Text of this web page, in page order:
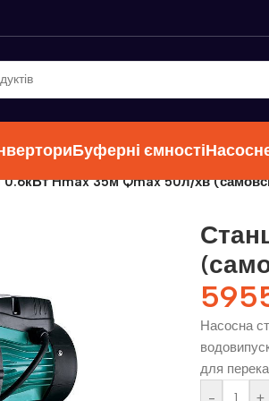
Буферні ємності
0.6кВт Hmax 35м Qmax 50л/хв
Насосна
для